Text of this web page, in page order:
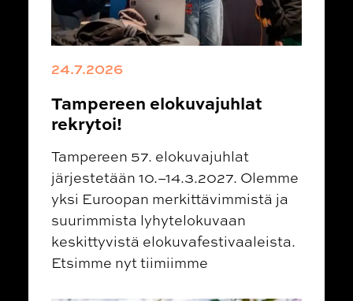
24.7.2026
Tampereen elokuvajuhlat
rekrytoi!
Tampereen 57. elokuvajuhlat
järjestetään 10.–14.3.2027. Olemme
yksi Euroopan merkittävimmistä ja
suurimmista lyhytelokuvaan
keskittyvistä elokuvafestivaaleista.
Etsimme nyt tiimiimme